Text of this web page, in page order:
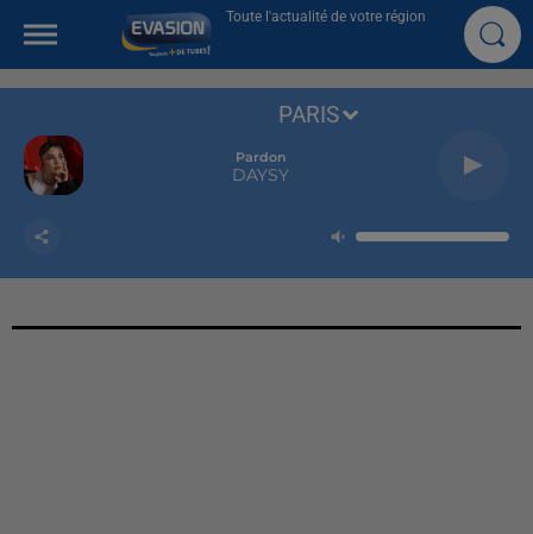
Toute l'actualité de votre région
Pardon
DAYSY
PARIS